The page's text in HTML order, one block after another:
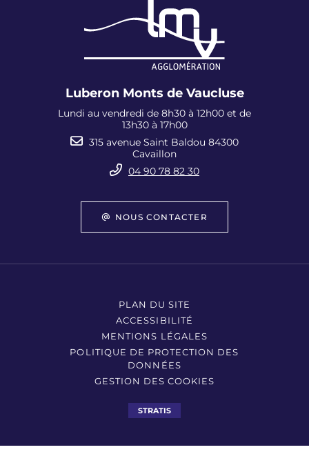
Luberon Monts de Vaucluse
Lundi au vendredi de 8h30 à 12h00 et de
13h30 à 17h00
315 avenue Saint Baldou 84300
Cavaillon
04 90 78 82 30
NOUS CONTACTER
PLAN DU SITE
ACCESSIBILITÉ
MENTIONS LÉGALES
POLITIQUE DE PROTECTION DES
DONNÉES
GESTION DES COOKIES
STRATIS